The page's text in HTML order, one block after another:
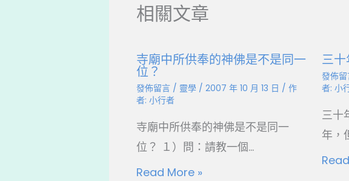
相關文章
寺廟中所供奉的神佛是不是同一
位？
發佈留言 / 靈學 / 2007 年 10 月 13 日 / 作
者: 小行者
寺廟中所供奉的神佛是不是同一
位？ １）問：請教一個...
Read More »
三
發佈
者:小
三十
年，